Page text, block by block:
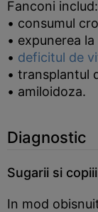
Fanconi includ:
• consumul
• expunerea
• deficitul de
• transplantul
• amiloidoza.
Diagnostic
Sugarii si
In mod